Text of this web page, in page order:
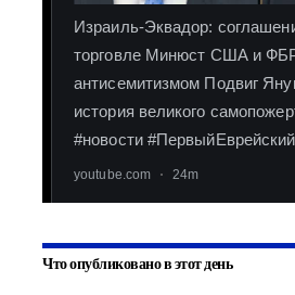
Что опубликовано в этот день